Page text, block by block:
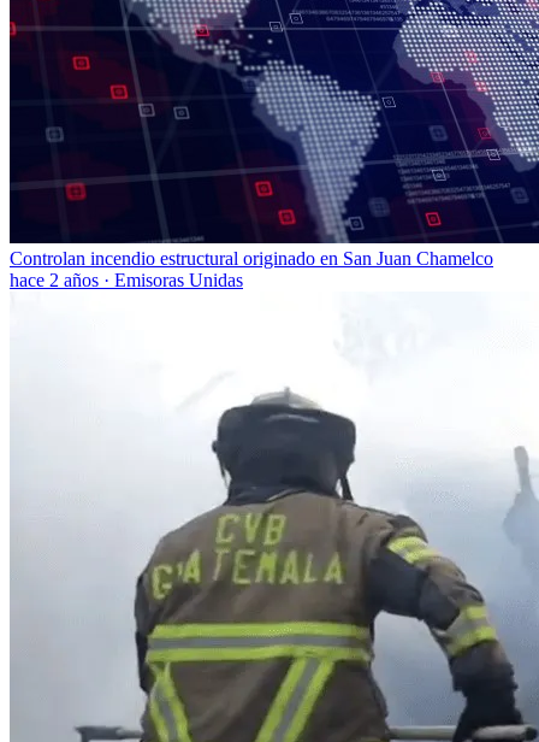
Controlan incendio estructural originado en San Juan Chamelco
hace 2 años · Emisoras Unidas